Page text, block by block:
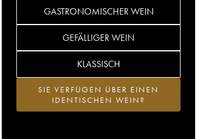
GASTRONOMISCHER WEIN
GEFÄLLIGER WEIN
KLASSISCH
SIE VERFÜGEN ÜBER EINEN
IDENTISCHEN WEIN?